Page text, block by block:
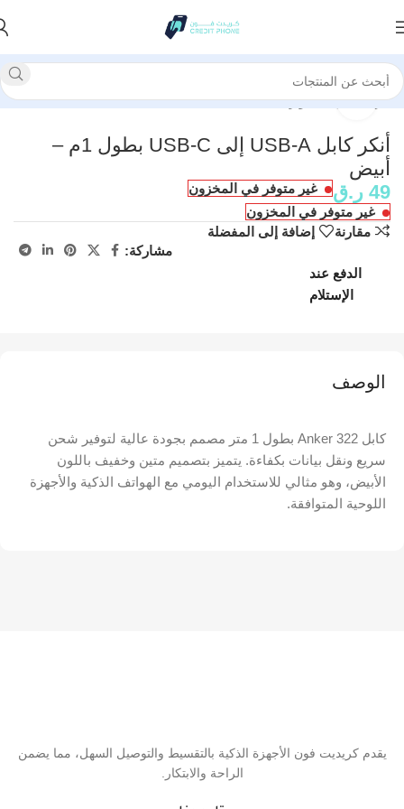
الرئيسية إكسسوارات
انقر للتكبير
أنكر كابل USB-A إلى USB-C بطول 1م –
أبيض
49 ر.ق
غير متوفر في المخزون
غير متوفر في المخزون
مقارنة
إضافة إلى المفضلة
مشاركة:
الدفع عند
الإستلام
الوصف
كابل Anker 322 بطول 1 متر مصمم بجودة عالية لتوفير شحن
سريع ونقل بيانات بكفاءة. يتميز بتصميم متين وخفيف باللون
الأبيض، وهو مثالي للاستخدام اليومي مع الهواتف الذكية والأجهزة
اللوحية المتوافقة.
يقدم كريديت فون الأجهزة الذكية بالتقسيط والتوصيل السهل، مما يضمن
الراحة والابتكار.